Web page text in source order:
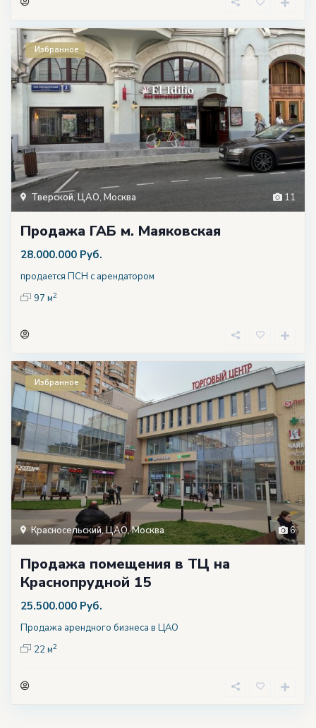
11
Тверской, ЦАО, Москва
Избранное
Продажа ГАБ м. Маяковская
28.000.000 Руб.
продается ПСН с арендатором
97 м2
6
Красносельский,ЦАО,Москва
Избранное
Продажа помещения в ТЦ на
Краснопрудной 15
25.500.000 Руб.
Продажа арендного бизнеса в ЦАО
22 м2